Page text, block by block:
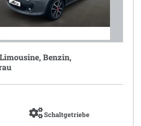
Benzin,
Schaltgetriebe